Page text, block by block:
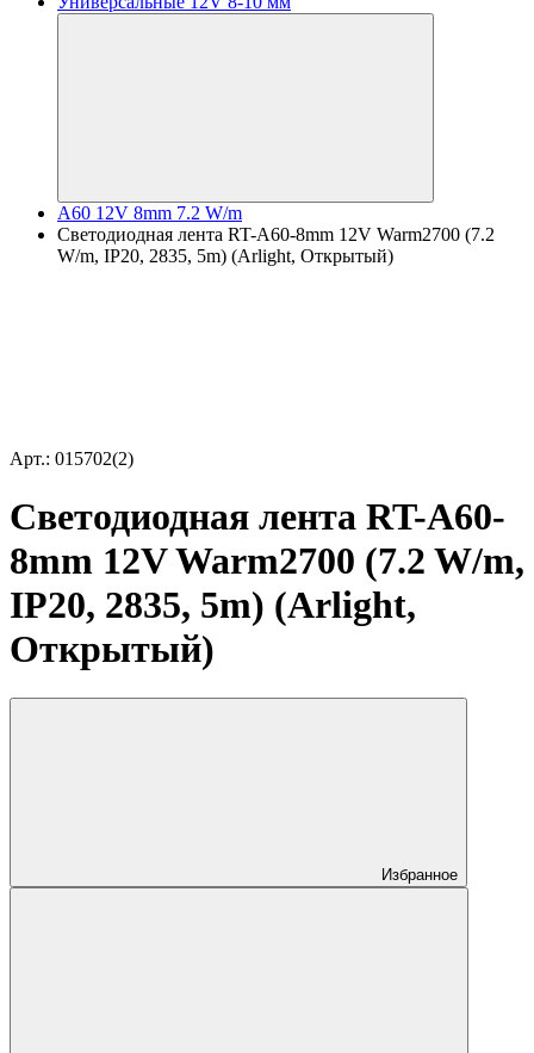
A60 12V 8mm 7.2 W/m
Светодиодная лента RT-A60-8mm 12V Warm2700 (7.2
W/m, IP20, 2835, 5m) (Arlight, Открытый)
Арт.: 015702(2)
Светодиодная лента RT-A60-
8mm 12V Warm2700 (7.2 W/m,
IP20, 2835, 5m) (Arlight,
Открытый)
Избранное